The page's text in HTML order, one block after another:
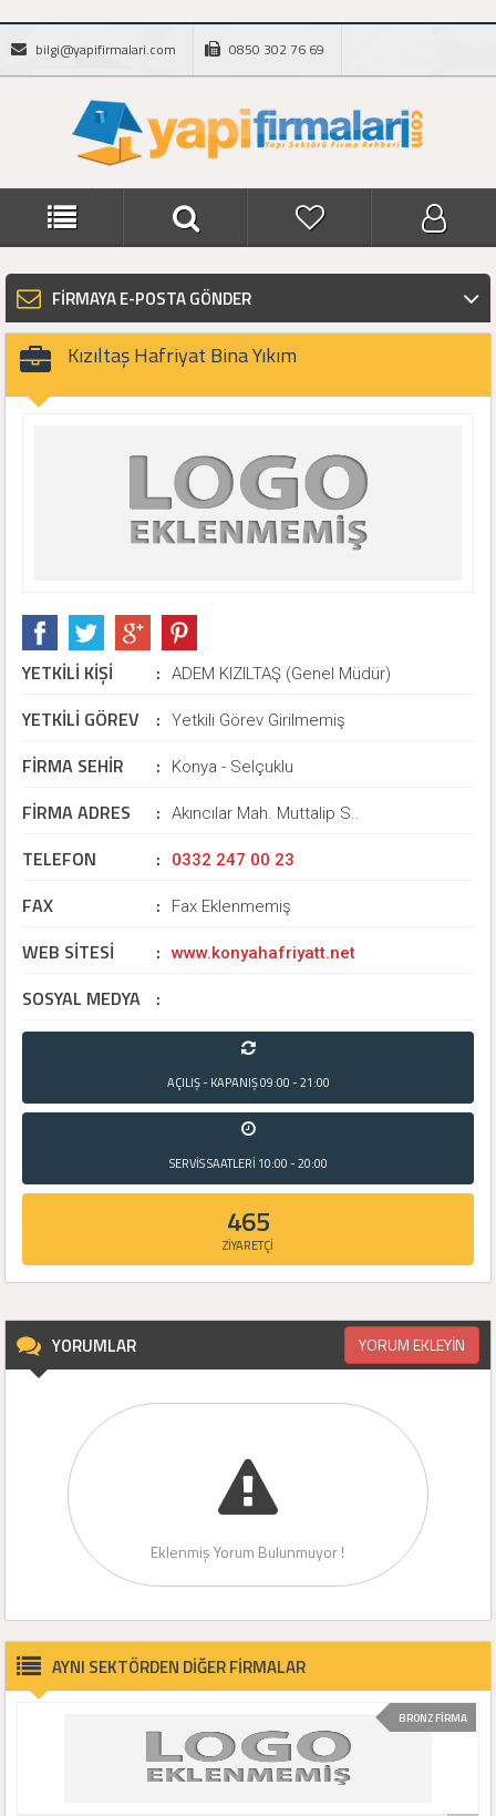
bilgi@yapifirmalari.com 0850 302 76 69
FİRMAYA E-POSTA GÖNDER
Kızıltaş Hafriyat Bina Yıkım
YETKİLİ KİŞİ : ADEM KIZILTAŞ (Genel Müdür)
YETKİLİ GÖREV : Yetkili Görev Girilmemiş
FİRMA SEHİR : Konya - Selçuklu
FİRMA ADRES : Akıncılar Mah. Muttalip S..
TELEFON : 0332 247 00 23
FAX : Fax Eklenmemiş
WEB SİTESİ : www.konyahafriyatt.net
SOSYAL MEDYA :
AÇILIŞ - KAPANIŞ09:00 - 21:00
SERVİS SAATLERİ 10:00 - 20:00
465
ZİYARETÇİ
YORUMLAR YORUM EKLEYİN
Eklenmiş Yorum Bulunmuyor !
AYNI SEKTÖRDEN DİĞER FİRMALAR
BRONZ FİRMA